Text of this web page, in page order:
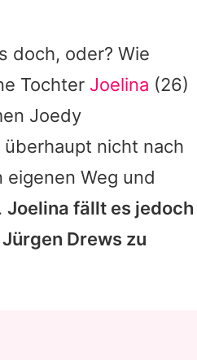
doch, oder? Wie
Tochter Joelina (26)
Joedy
nicht nach
Weg und
Joelina fällt es jedoch
Drews zu